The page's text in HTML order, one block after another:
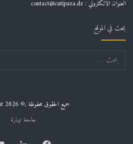
العنوان الالكتروني : contact@cutipaza.dz
بحث في الموقع
جميع الحقوق محفوظة ,© Copyright 2026
جامعة تيبازة